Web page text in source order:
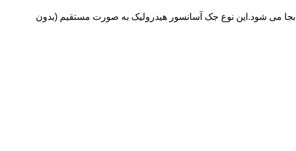
می شود.این نوع جک آسانسور هیدرولیک به صورت مستقیم (بدون